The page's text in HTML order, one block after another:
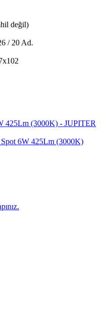
değil)
/ 20 Ad.
6W 425Lm (3000K)